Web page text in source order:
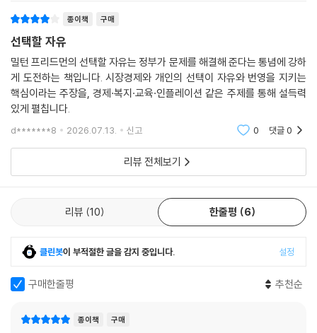
가는 우리가 『선택할 자유』를 읽어야 하는 이유이다.
종이책 구매
선택할 자유
밀턴 프리드먼의 선택할 자유는 정부가 문제를 해결해 준다는 통념에 강하
게 도전하는 책입니다. 시장경제와 개인의 선택이 자유와 번영을 지키는
핵심이라는 주장을, 경제·복지·교육·인플레이션 같은 주제를 통해 설득력
있게 펼칩니다.
d*******8 2026.07.13. 신고 0 댓글0
리뷰 전체보기
리뷰 10 한줄평 6
클린봇이 부적절한 글을 감지 중입니다. 설정
구매한줄평 추천순
종이책 구매